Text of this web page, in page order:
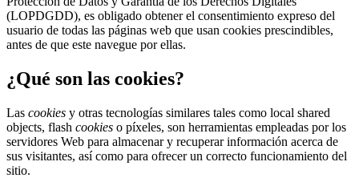
(LOPDGDD), es obligado obtener el consentimiento expreso del
usuario de todas las páginas web que usan cookies prescindibles,
antes de que este navegue por ellas.
¿Qué son las cookies?
Las cookies y otras tecnologías similares tales como local shared
objects, flash cookies o píxeles, son herramientas empleadas por los
servidores Web para almacenar y recuperar información acerca de
sus visitantes, así como para ofrecer un correcto funcionamiento del
sitio.